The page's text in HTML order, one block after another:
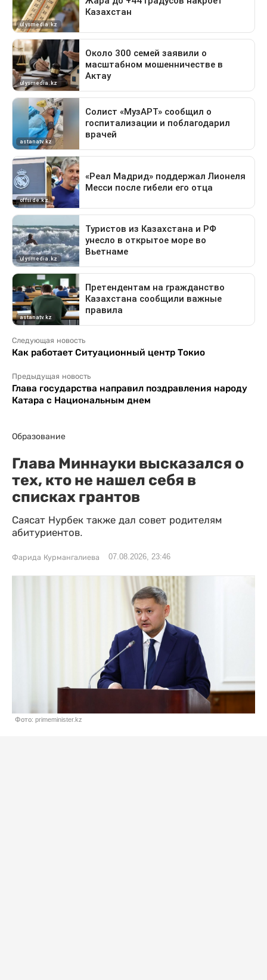
Следующая новость
Как работает Ситуационный центр Токио
Предыдущая новость
Глава государства направил поздравления народу
Катара с Национальным днем
Образование
Глава Миннауки высказался о
тех, кто не нашел себя в
списках грантов
Саясат Нурбек также дал совет родителям
абитуриентов.
Фарида Курмангалиева 07.08.2026, 23:46
Фото: primeminister.kz